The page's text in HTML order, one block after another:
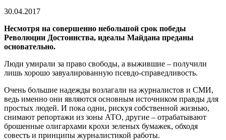
30.04.2017
Несмотря на совершенно небольшой срок победы
Революции Достоинства, идеалы Майдана преданы
основательно.
Люди умирали за право свободы, а выжившие – получили
лишь хорошо завуалированную псевдо-справедливость.
Очень большие надежды возлагали на журналистов и СМИ,
ведь именно они являются основным источником правды для
простых людей. И пока одни, рискуя собственной жизнью,
снимают репортажи из зоны АТО, другие – отрабатывают
брошенные олигархами крохи зеленых бумажек, обходя
совесть и принципы журналистикой работы.